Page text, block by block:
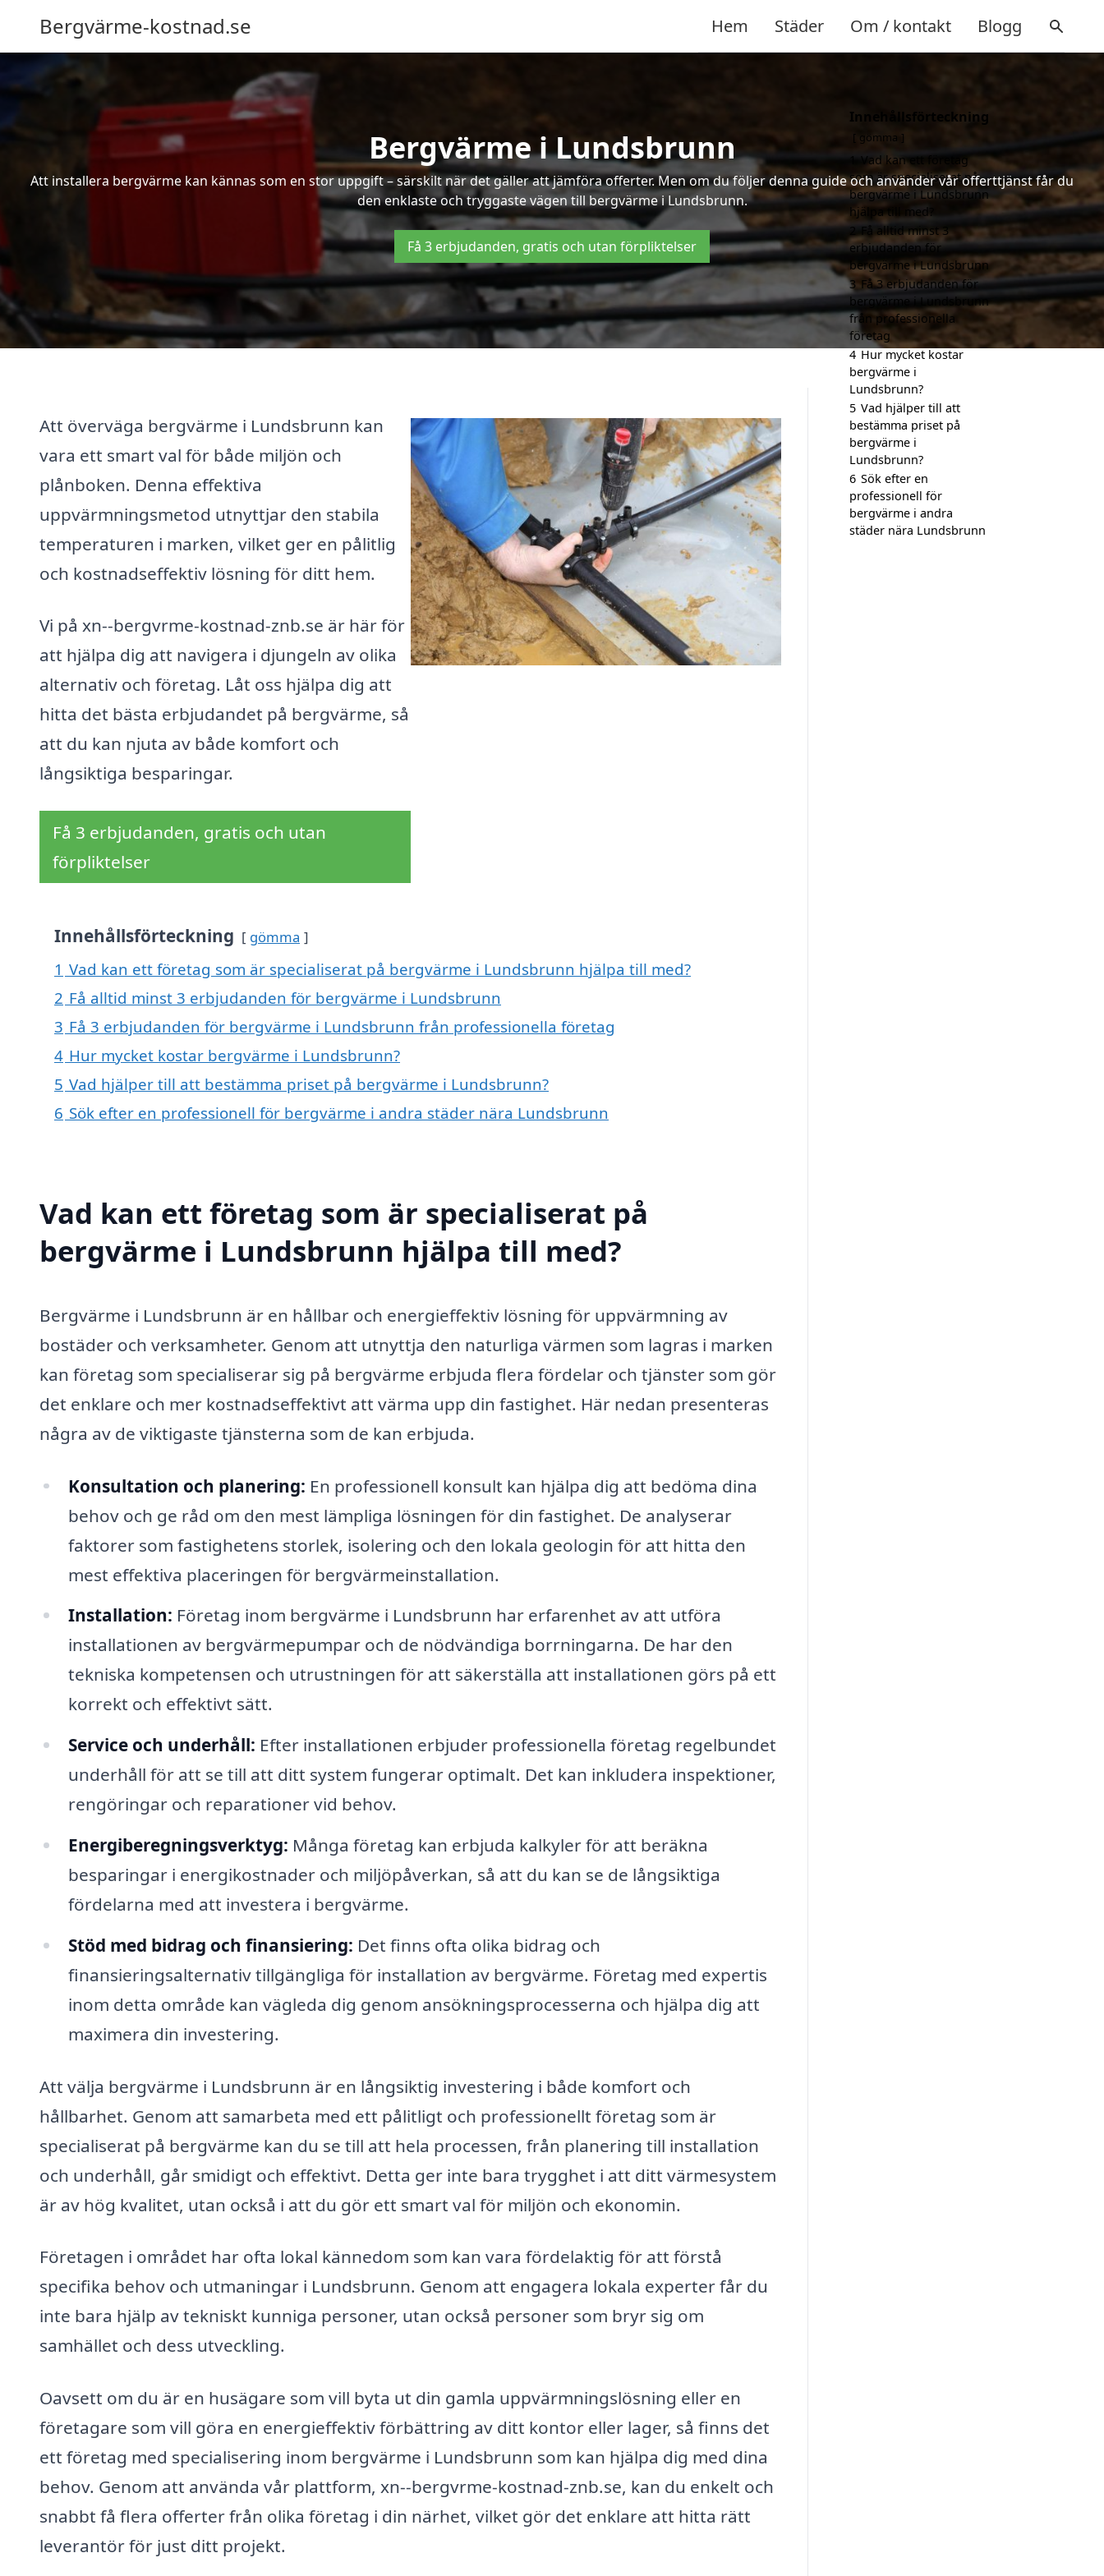
Bergvärme-kostnad.se Hem Städer Om / kontakt Blogg
Bergvärme i Lundsbrunn
Att installera bergvärme kan kännas som en stor uppgift – särskilt när det gäller att jämföra offerter. Men om du följer denna guide och använder vår offerttjänst får du
den enklaste och tryggaste vägen till bergvärme i Lundsbrunn.
Få 3 erbjudanden, gratis och utan förpliktelser
Att överväga bergvärme i Lundsbrunn kan
vara ett smart val för både miljön och
plånboken. Denna effektiva
uppvärmningsmetod utnyttjar den stabila
temperaturen i marken, vilket ger en pålitlig
och kostnadseffektiv lösning för ditt hem.
Vi på xn--bergvrme-kostnad-znb.se är här för
att hjälpa dig att navigera i djungeln av olika
alternativ och företag. Låt oss hjälpa dig att
hitta det bästa erbjudandet på bergvärme, så
att du kan njuta av både komfort och
långsiktiga besparingar.
Få 3 erbjudanden, gratis och utan
förpliktelser
Innehållsförteckning gömma
1 Vad kan ett företag som är specialiserat på bergvärme i Lundsbrunn hjälpa till med?
2 Få alltid minst 3 erbjudanden för bergvärme i Lundsbrunn
3 Få 3 erbjudanden för bergvärme i Lundsbrunn från professionella företag
4 Hur mycket kostar bergvärme i Lundsbrunn?
5 Vad hjälper till att bestämma priset på bergvärme i Lundsbrunn?
6 Sök efter en professionell för bergvärme i andra städer nära Lundsbrunn
Vad kan ett företag som är specialiserat på
bergvärme i Lundsbrunn hjälpa till med?
Bergvärme i Lundsbrunn är en hållbar och energieffektiv lösning för uppvärmning av
bostäder och verksamheter. Genom att utnyttja den naturliga värmen som lagras i marken
kan företag som specialiserar sig på bergvärme erbjuda flera fördelar och tjänster som gör
det enklare och mer kostnadseffektivt att värma upp din fastighet. Här nedan presenteras
några av de viktigaste tjänsterna som de kan erbjuda.
Konsultation och planering: En professionell konsult kan hjälpa dig att bedöma dina
behov och ge råd om den mest lämpliga lösningen för din fastighet. De analyserar
faktorer som fastighetens storlek, isolering och den lokala geologin för att hitta den
mest effektiva placeringen för bergvärmeinstallation.
Installation: Företag inom bergvärme i Lundsbrunn har erfarenhet av att utföra
installationen av bergvärmepumpar och de nödvändiga borrningarna. De har den
tekniska kompetensen och utrustningen för att säkerställa att installationen görs på ett
korrekt och effektivt sätt.
Service och underhåll: Efter installationen erbjuder professionella företag regelbundet
underhåll för att se till att ditt system fungerar optimalt. Det kan inkludera inspektioner,
rengöringar och reparationer vid behov.
Energiberegningsverktyg: Många företag kan erbjuda kalkyler för att beräkna
besparingar i energikostnader och miljöpåverkan, så att du kan se de långsiktiga
fördelarna med att investera i bergvärme.
Stöd med bidrag och finansiering: Det finns ofta olika bidrag och
finansieringsalternativ tillgängliga för installation av bergvärme. Företag med expertis
inom detta område kan vägleda dig genom ansökningsprocesserna och hjälpa dig att
maximera din investering.
Att välja bergvärme i Lundsbrunn är en långsiktig investering i både komfort och
hållbarhet. Genom att samarbeta med ett pålitligt och professionellt företag som är
specialiserat på bergvärme kan du se till att hela processen, från planering till installation
och underhåll, går smidigt och effektivt. Detta ger inte bara trygghet i att ditt värmesystem
är av hög kvalitet, utan också i att du gör ett smart val för miljön och ekonomin.
Företagen i området har ofta lokal kännedom som kan vara fördelaktig för att förstå
specifika behov och utmaningar i Lundsbrunn. Genom att engagera lokala experter får du
inte bara hjälp av tekniskt kunniga personer, utan också personer som bryr sig om
samhället och dess utveckling.
Oavsett om du är en husägare som vill byta ut din gamla uppvärmningslösning eller en
företagare som vill göra en energieffektiv förbättring av ditt kontor eller lager, så finns det
ett företag med specialisering inom bergvärme i Lundsbrunn som kan hjälpa dig med dina
behov. Genom att använda vår plattform, xn--bergvrme-kostnad-znb.se, kan du enkelt och
snabbt få flera offerter från olika företag i din närhet, vilket gör det enklare att hitta rätt
leverantör för just ditt projekt.
Innehållsförteckning
gömma
1 Vad kan ett företag
som är specialiserat på
bergvärme i Lundsbrunn
hjälpa till med?
2 Få alltid minst 3
erbjudanden för
bergvärme i Lundsbrunn
3 Få 3 erbjudanden för
bergvärme i Lundsbrunn
från professionella
företag
4 Hur mycket kostar
bergvärme i
Lundsbrunn?
5 Vad hjälper till att
bestämma priset på
bergvärme i
Lundsbrunn?
6 Sök efter en
professionell för
bergvärme i andra
städer nära Lundsbrunn